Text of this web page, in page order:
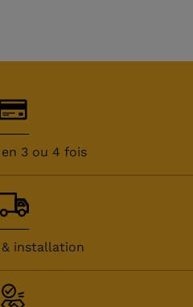
3 ou 4 fois
installation